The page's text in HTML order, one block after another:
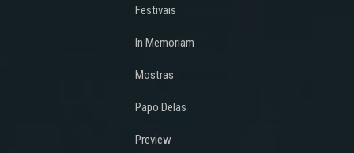
Festivais
In Memoriam
Mostras
Papo Delas
Preview